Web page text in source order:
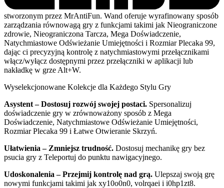
stworzonym przez MrAntiFun. Wand oferuje wyrafinowany sposób
zarządzania równowagą gry z funkcjami takimi jak Nieograniczone
zdrowie, Nieograniczona Tarcza, Mega Doświadczenie,
Natychmiastowe Odświeżanie Umiejętności i Rozmiar Plecaka 99,
dając ci precyzyjną kontrolę z natychmiastowymi przełącznikami
włącz/wyłącz dostępnymi przez przełączniki w aplikacji lub
nakładkę w grze Alt+W.
Wyselekcjonowane Kolekcje dla Każdego Stylu Gry
Asystent – Dostosuj rozwój swojej postaci. Spersonalizuj
doświadczenie gry w zrównoważony sposób z Mega
Doświadczenie, Natychmiastowe Odświeżanie Umiejętności,
Rozmiar Plecaka 99 i Łatwe Otwieranie Skrzyń.
Ułatwienia – Zmniejsz trudność. Dostosuj mechanikę gry bez
psucia gry z Teleportuj do punktu nawigacyjnego.
Udoskonalenia – Przejmij kontrolę nad grą. Ulepszaj swoją grę
nowymi funkcjami takimi jak xy10o0n0, volrqaei i i0hp1zt8.